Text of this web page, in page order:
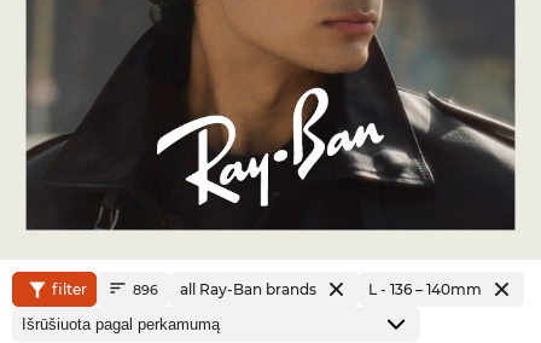
filter 896 all Ray-Ban brands L - 136 – 140mm